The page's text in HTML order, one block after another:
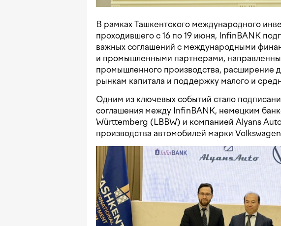
В рамках Ташкентского международного
проходившего с 16 по 19 июня, InfinBANK
важных соглашений с международными
и промышленными партнерами,
промышленного производства, расширение
рынкам капитала и поддержку малого и
Одним из ключевых событий стало
соглашения между InfinBANK, немецким
Württemberg (LBBW) и компанией Alyans
производства автомобилей марки